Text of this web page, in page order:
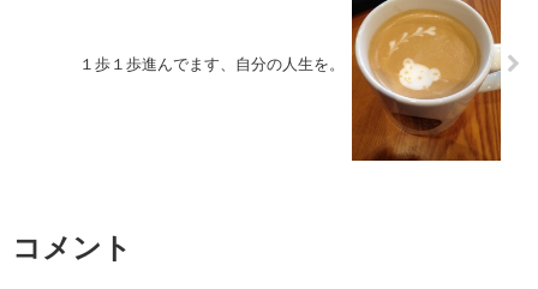
１歩１歩進んでます、自分の人生を。
コメント